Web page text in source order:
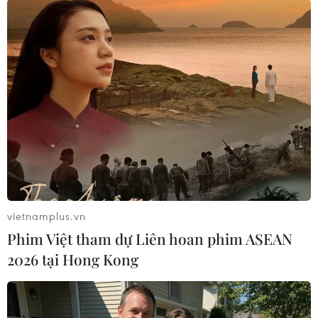
Theo dõi VietnamPlus
TIN LIÊN QUAN
vietnamplus.vn
Phim Việt tham dự Liên hoan phim ASEAN
2026 tại Hong Kong